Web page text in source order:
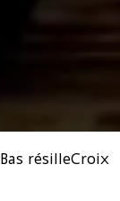
Bas résilleCroix